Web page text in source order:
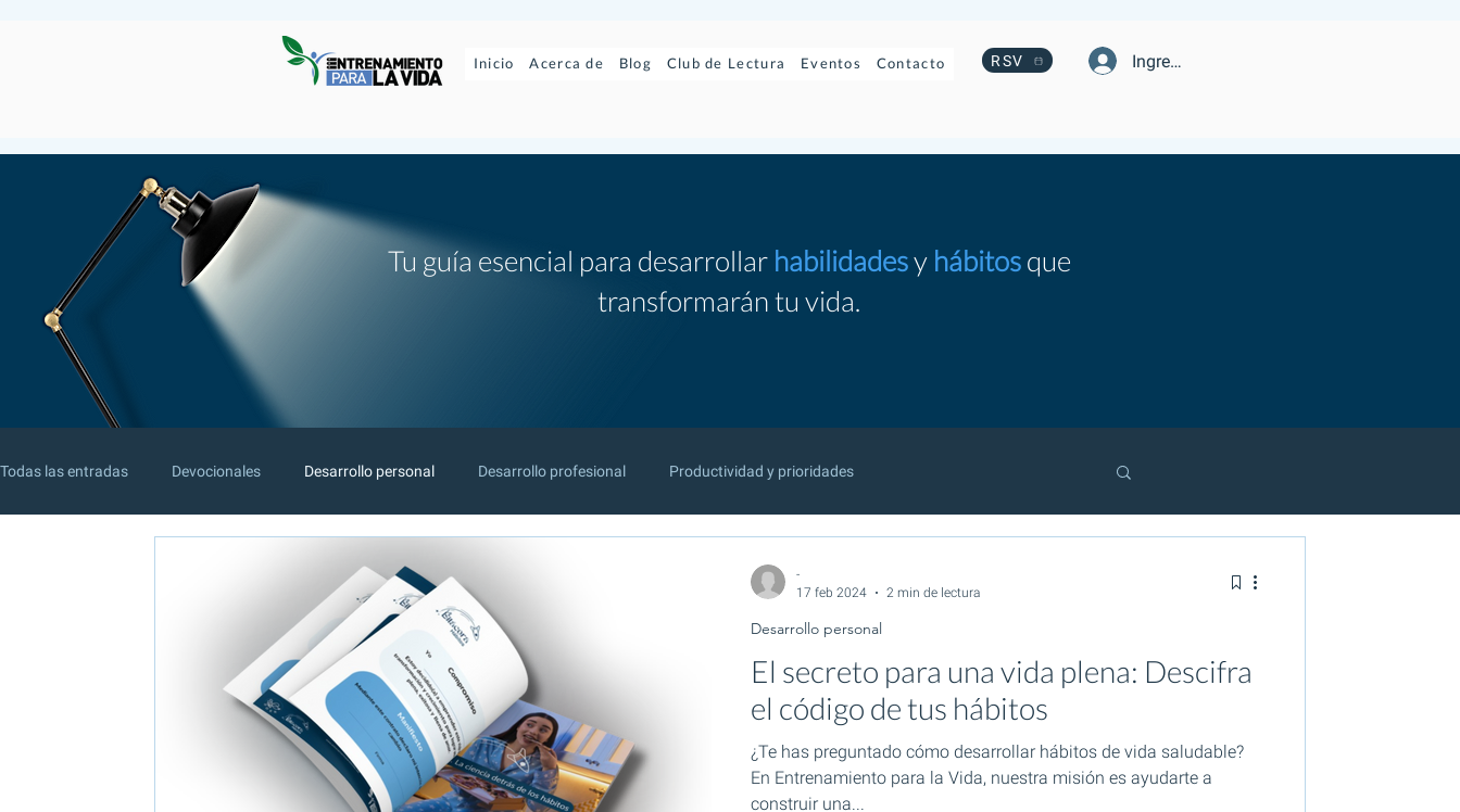
Inicio Acerca de Blog Club de Lectura Eventos Contacto RSV Ingresa
Tu guía esencial para desarrollar habilidadesy hábitosque
transformarán tu vida.
Todas las entradas Devocionales Desarrollo personal Desarrollo profesional Productividad y prioridades
El secreto para una vida plena: Descifra
el código de tus hábitos
¿Te has preguntado cómo desarrollar hábitos de vida saludable?
En Entrenamiento para la Vida, nuestra misión es ayudarte a
construir una...
Desarrollo personal
-
17 feb 2024
2 min de lectura